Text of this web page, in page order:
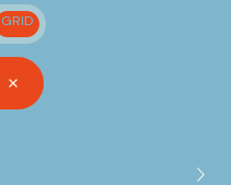
GRID